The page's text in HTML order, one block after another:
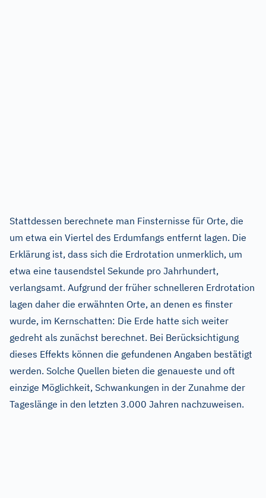
Stattdessen berechnete man Finsternisse für Orte, die
um etwa ein Viertel des Erdumfangs entfernt lagen. Die
Erklärung ist, dass sich die Erdrotation unmerklich, um
etwa eine tausendstel Sekunde pro Jahrhundert,
verlangsamt. Aufgrund der früher schnelleren Erdrotation
lagen daher die erwähnten Orte, an denen es finster
wurde, im Kernschatten: Die Erde hatte sich weiter
gedreht als zunächst berechnet. Bei Berücksichtigung
dieses Effekts können die gefundenen Angaben bestätigt
werden. Solche Quellen bieten die genaueste und oft
einzige Möglichkeit, Schwankungen in der Zunahme der
Tageslänge in den letzten 3.000 Jahren nachzuweisen.